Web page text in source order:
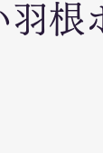
羽根